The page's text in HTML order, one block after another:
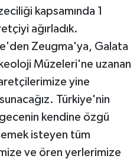
kapsamında 1
ağırladık.
Zeugma'ya, Galata
Müzeleri'ne uzanan
yine
Türkiye'nin
kendine özgü
isteyen tüm
ve ören yerlerimize